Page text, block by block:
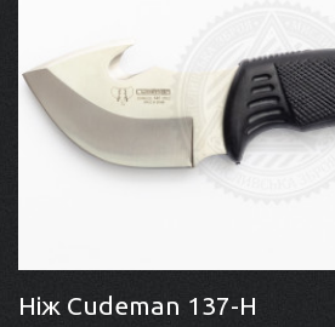
Ніж Cudeman 137-H